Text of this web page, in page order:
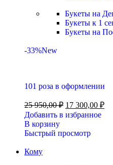
Букеты на
Букеты к 1
Букеты на
-33%New
101 роза в оформлении
25 950,00₽ 17 300,00 ₽
Добавить в избранное
В корзину
Быстрый просмотр
Кому